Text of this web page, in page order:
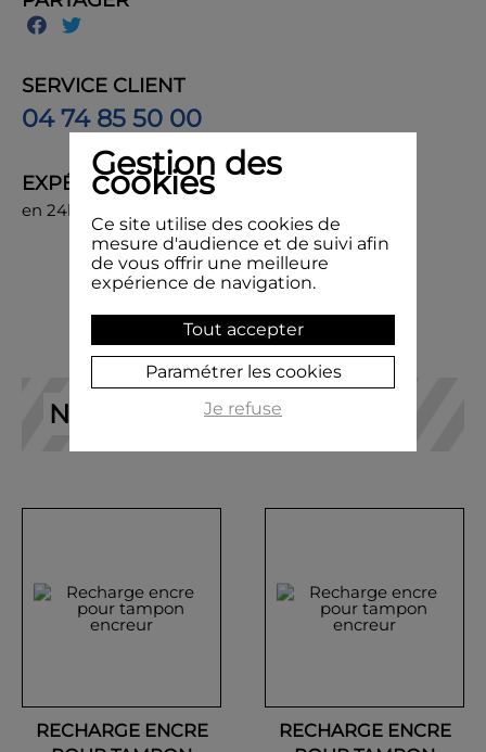
SERVICE CLIENT
04 74 85 50 00
EXPÉDITION
en 24h, livraison chez vous ou en point de retrait
NOS RECOMMANDATIONS
RECHARGE ENCRE
RECHARGE ENCRE
Gestion des
cookies
Ce site utilise des cookies de
mesure d'audience et de suivi afin
de vous offrir une meilleure
expérience de navigation.
Tout accepter
Paramétrer les cookies
Je refuse